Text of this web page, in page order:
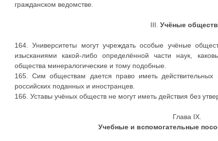
гражданском ведомстве.
III.Учёные
164. Университеты могут учреждать особые учёные
изысканиями какой-либо определённой части наук,
общества минералогические и тому подобные.
165. Сим обществам дается право иметь действительных
российских поданных и иностранцев.
166. Уставы учёных обществ не могут иметь действия без
Глава IX.
Учебные и вспомогательные